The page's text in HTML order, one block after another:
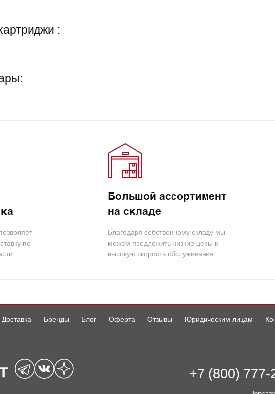
:
по
Большой ассортимент
на складе
Благодаря собственному складу мы
можем предложить низкие цены и
высокую скорость обслуживания.
Доставка Бренды Блог Оферта Отзывы Юридическим лицам
+7 (800) 777-